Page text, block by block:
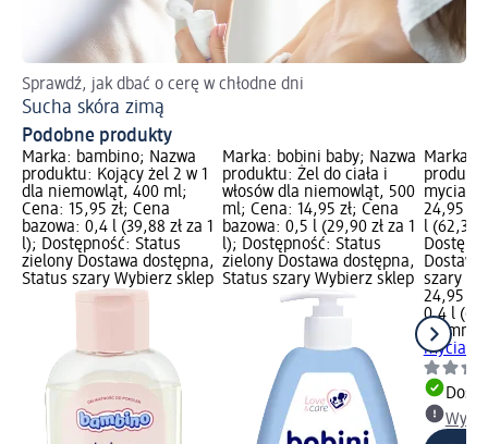
Sprawdź, jak dbać o cerę w chłodne dni
Sucha skóra zimą
Podobne produkty
Marka: bambino; Nazwa
produktu: Kojący żel 2 w 1
dla niemowląt, 400 ml;
Cena: 15,95 zł; Cena
bazowa: 0,4 l (39,88 zł za 1
l); Dostępność: Status
zielony Dostawa dostępna,
Status szary Wybierz sklep
Marka: bobini baby; Nazwa
produktu: Żel do ciała i
włosów dla niemowląt, 500
ml; Cena: 14,95 zł; Cena
bazowa: 0,5 l (29,90 zł za 1
l); Dostępność: Status
zielony Dostawa dostępna,
Status szary Wybierz sklep
Marka:
mycia
24,95
l (62,38
szary
24,95 zł
0,4 l
momme
mycia